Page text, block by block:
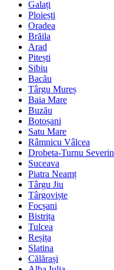
Galați
Ploiești
Oradea
Brăila
Arad
Pitești
Sibiu
Bacău
Târgu Mureș
Baia Mare
Buzău
Botoșani
Satu Mare
Râmnicu Vâlcea
Drobeta-Turnu Severin
Suceava
Piatra Neamț
Târgu Jiu
Târgoviște
Focșani
Bistrița
Tulcea
Reșița
Slatina
Călărași